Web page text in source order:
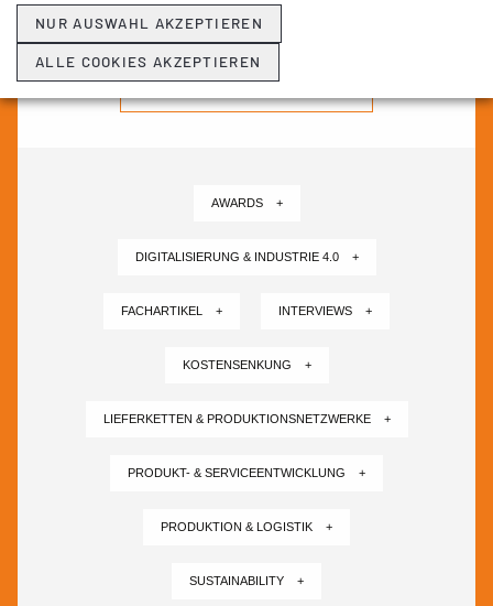
AWARDS +
DIGITALISIERUNG & INDUSTRIE 4.0 +
FACHARTIKEL + INTERVIEWS +
KOSTENSENKUNG +
LIEFERKETTEN & PRODUKTIONSNETZWERKE +
PRODUKT- & SERVICEENTWICKLUNG +
PRODUKTION & LOGISTIK +
SUSTAINABILITY +
NUR AUSWAHL AKZEPTIEREN
ALLE COOKIES AKZEPTIEREN